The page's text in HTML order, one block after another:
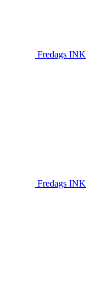
Fredags INK
Fredags INK